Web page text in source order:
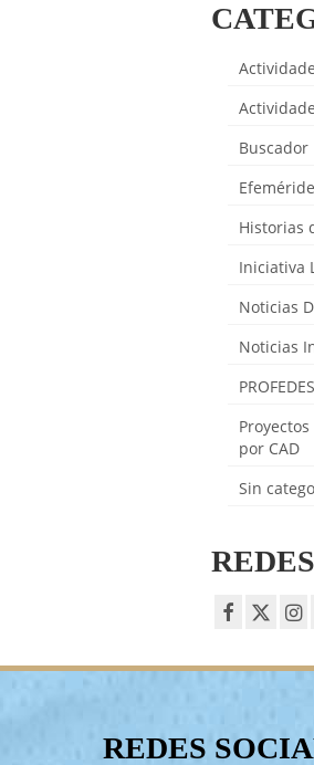
Buscador
Historias
Iniciativa
Noticias
Noticias
PROFEDES
por CAD
Sin
REDES